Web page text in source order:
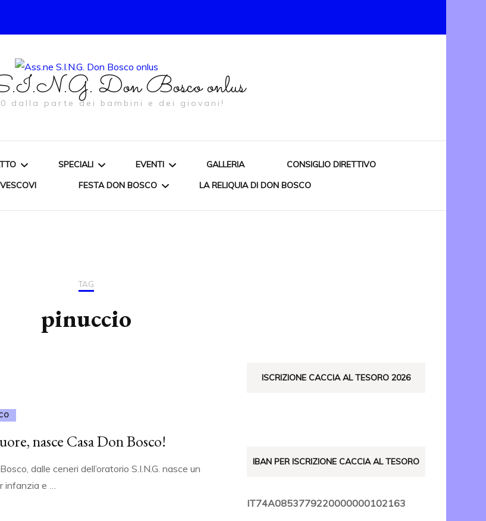
Don Bosco onlus
dalla parte dei bambini e dei giovani!
STAMPA
SPECIALI
IL PALIO 2010
MOVIMENTO PER
EVENTI GALLERIA
CONSIGLIO DIRETTIVO
FESTA DON BOSCO
2014/2018
LA RELIQUIA DI DON BOSCO
TAG
pinuccio
nasce Casa Don Bosco!
dalle ceneri dell’oratorio S.I.N.G. nasce un
infanzia e …
ISCRIZIONE CACCIA AL TESORO 2026
IBAN PER ISCRIZIONE CACCIA AL TESORO
IT74A0853779220000000102163